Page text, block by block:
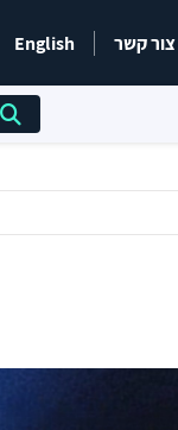
צור קשר English